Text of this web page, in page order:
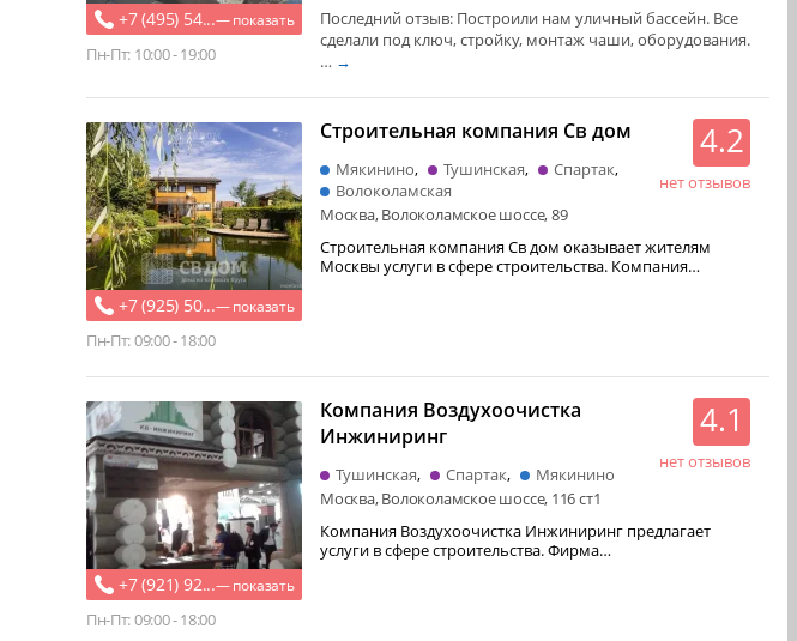
+7 (495) 54...— показать
Пн-Пт: 10:00 - 19:00
Последний отзыв: Построили нам уличный бассейн. Все
сделали под ключ, стройку, монтаж чаши, оборудования.
… →
+7 (925) 50...— показать
Пн-Пт: 09:00 - 18:00
Строительная компания Св дом 4.2
нет отзывов
Мякинино Тушинская
Спартак
Волоколамская
Москва, Волоколамское шоссе, 89
Строительная компания Св дом оказывает жителям
Москвы услуги в сфере строительства. Компания
+7 (921) 92...— показать
Пн-Пт: 09:00 - 18:00
Компания Воздухоочистка
Инжиниринг
4.1
нет отзывов
Тушинская Спартак
Мякинино
Москва, Волоколамское шоссе, 116 ст1
Компания Воздухоочистка Инжиниринг предлагает
услуги в сфере строительства. Фирма